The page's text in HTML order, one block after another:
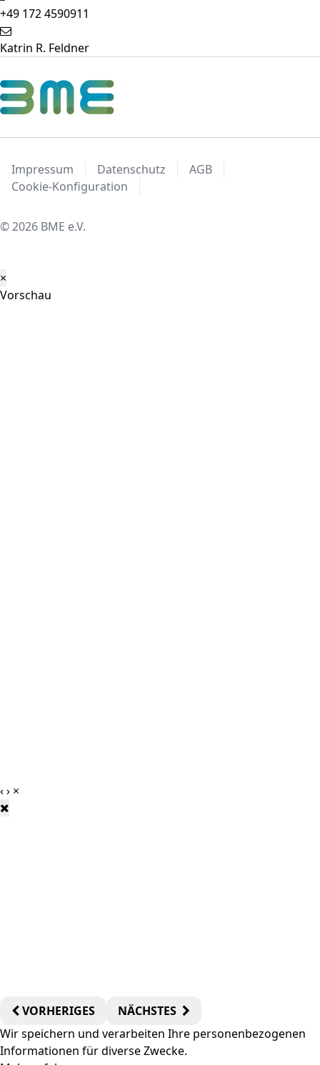
+49 172 4590911
Katrin R. Feldner
Impressum Datenschutz
AGB
Cookie-Konfiguration
© 2026 BME e.V.
×
Vorschau
‹› ×
VORHERIGES
NÄCHSTES
Wir speichern und verarbeiten Ihre personenbezogenen
Informationen für diverse Zwecke.